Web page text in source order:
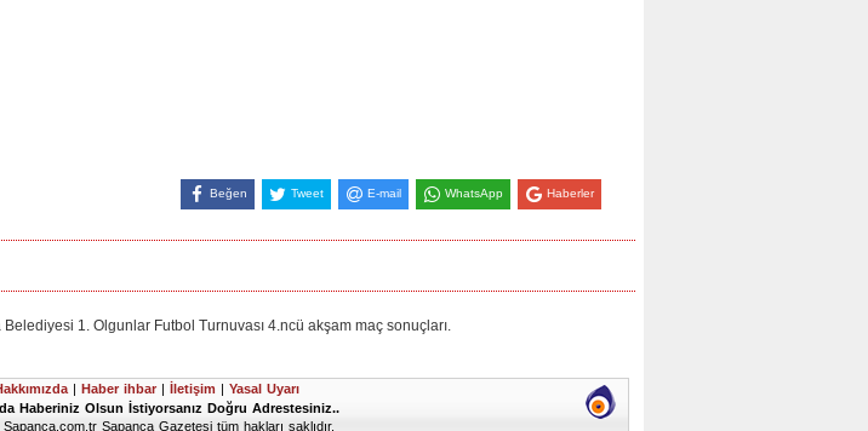
Beğen Tweet E-mail WhatsApp Haberler
1. Olgunlar Futbol Turnuvası 4.ncü akşam maç sonuçları.
| Haber ihbar | İletişim | Yasal Uyarı
Haberiniz Olsun İstiyorsanız Doğru Adrestesiniz..
Sapanca Gazetesi tüm hakları saklıdır.